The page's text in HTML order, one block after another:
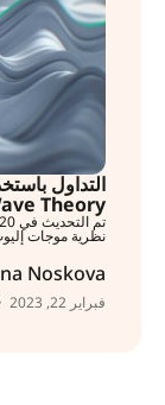
Theory)
نظرية موجات
Noskova
فبراير 22, 2023 • 4